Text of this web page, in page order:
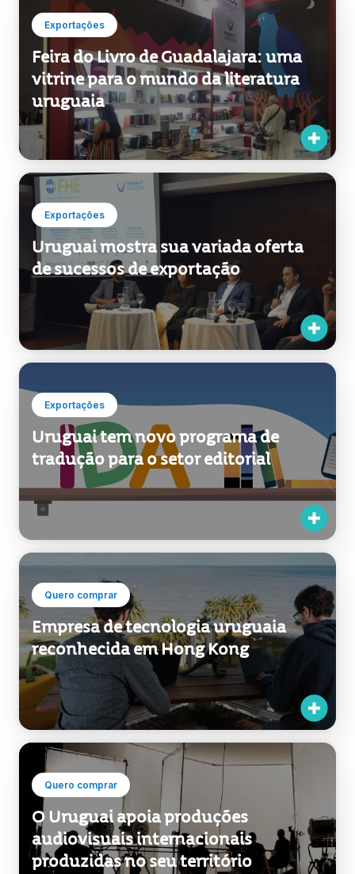
Exportações
Feira do Livro de Guadalajara: uma
vitrine para o mundo da literatura
uruguaia
Exportações
Uruguai mostra sua variada oferta
de sucessos de exportação
Exportações
Uruguai tem novo programa de
tradução para o setor editorial
Quero comprar
Empresa de tecnologia uruguaia
reconhecida em Hong Kong
Quero comprar
O Uruguai apoia produções
audiovisuais internacionais
produzidas no seu território